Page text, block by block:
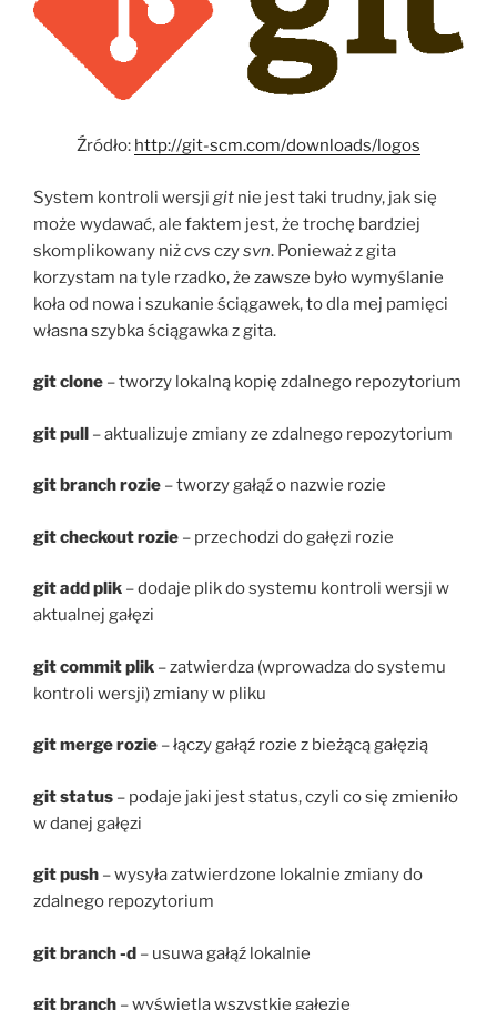
Źródło: http://git-scm.com/downloads/logos
System kontroli wersji git nie jest taki trudny, jak się
może wydawać, ale faktem jest, że trochę bardziej
skomplikowany niżcvs czysvn. Ponieważ z gita
korzystam na tyle rzadko, że zawsze było wymyślanie
koła od nowa i szukanie ściągawek, to dla mej pamięci
własna szybka ściągawka z gita.
git clone – tworzy lokalną kopię zdalnego repozytorium
git pull – aktualizuje zmiany ze zdalnego repozytorium
git branch rozie – tworzy gałąź o nazwie rozie
git checkout rozie – przechodzi do gałęzi rozie
git add plik – dodaje plik do systemu kontroli wersji w
aktualnej gałęzi
git commit plik – zatwierdza (wprowadza do systemu
kontroli wersji) zmiany w pliku
git merge rozie – łączy gałąź rozie z bieżącą gałęzią
git status – podaje jaki jest status, czyli co się zmieniło
w danej gałęzi
git push – wysyła zatwierdzone lokalnie zmiany do
zdalnego repozytorium
git branch -d – usuwa gałąź lokalnie
git branch – wyświetla wszystkie gałęzie